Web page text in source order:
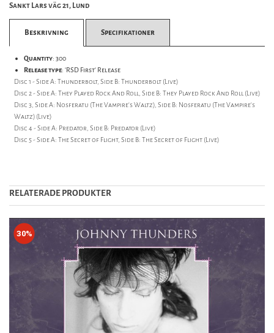
Sankt Lars väg 21, Lund
Beskrivning Specifikationer
Quantity: 300
Release type: 'RSD First' Release
Disc 1 - Side A: Thunderbolt, Side B: Thunderbolt (Live)
Disc 2 - Side A: They Played Rock And Roll, Side B: They Played Rock And Roll (Live)
Disc 3, Side A: Nosferatu (The Vampire's Waltz), Side B: Nosferatu (The Vampire's
Waltz) (Live)
Disc 4 - Side A: Predator, Side B: Predator (Live)
Disc 5 - Side A: The Secret of Flight, Side B: The Secret of Flight (Live)
RELATERADE PRODUKTER
30%